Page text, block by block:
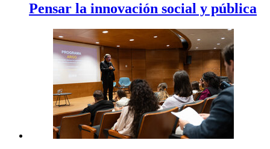
Pensar la innovación social y pública